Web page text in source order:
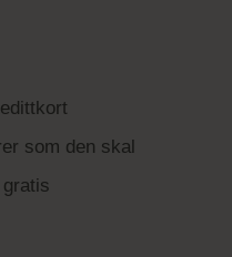
som den skal